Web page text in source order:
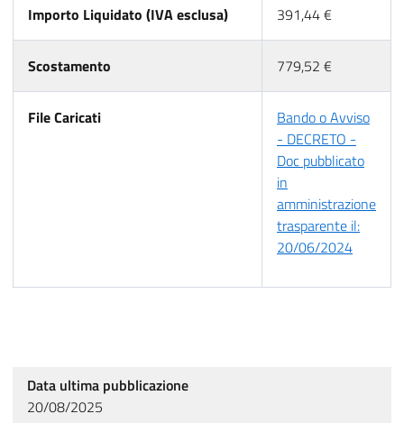
Importo Liquidato (IVA esclusa) 391,44 €
Scostamento 779,52 €
File Caricati
Bando o Avviso
- DECRETO -
Doc pubblicato
in
amministrazione
trasparente il:
20/06/2024
Data ultima pubblicazione
20/08/2025